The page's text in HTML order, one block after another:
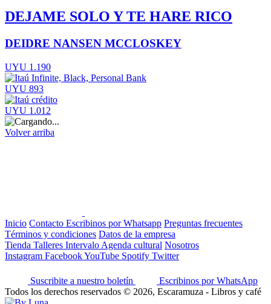
DEJAME SOLO Y TE HARE RICO
DEIDRE NANSEN MCCLOSKEY
UYU 1.190
UYU 893
UYU 1.012
Volver arriba
Inicio Contacto Escribinos por Whatsapp Preguntas frecuentes
Términos y condiciones Datos de la empresa
Tienda Talleres Intervalo Agenda cultural Nosotros
Instagram FacebookYouTube Spotify Twitter
Suscribite a nuestro boletín
Escribinos por WhatsApp
Todos los derechos reservados © 2026, Escaramuza - Libros y café